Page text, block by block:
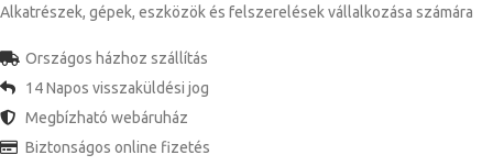
Alkatrészek, gépek, eszközök és felszerelések vállalkozása számára
Országos házhoz szállítás
14 Napos visszaküldési jog
Megbízható webáruház
Biztonságos online fizetés